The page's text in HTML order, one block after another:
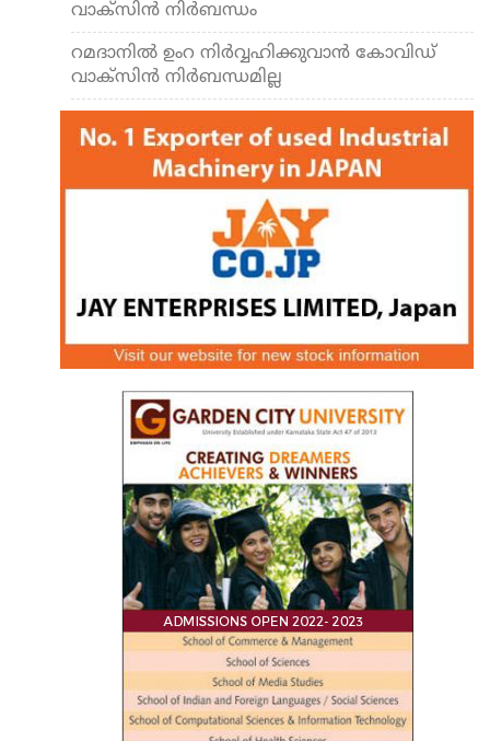
വാക്സിന്‍ നിര്‍ബന്ധം
റമദാനില്‍ ഉംറ നിര്‍വ്വഹിക്കുവാന്‍ കോവിഡ്
വാക്സിന്‍ നിര്‍ബന്ധമില്ല